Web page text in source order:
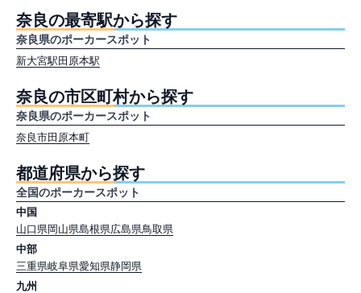
奈良の最寄駅から探す
奈良県のポーカースポット
新大宮駅田原本駅
奈良の市区町村から探す
奈良県のポーカースポット
奈良市田原本町
都道府県から探す
全国のポーカースポット
中国
山口県岡山県島根県広島県鳥取県
中部
三重県岐阜県愛知県静岡県
九州